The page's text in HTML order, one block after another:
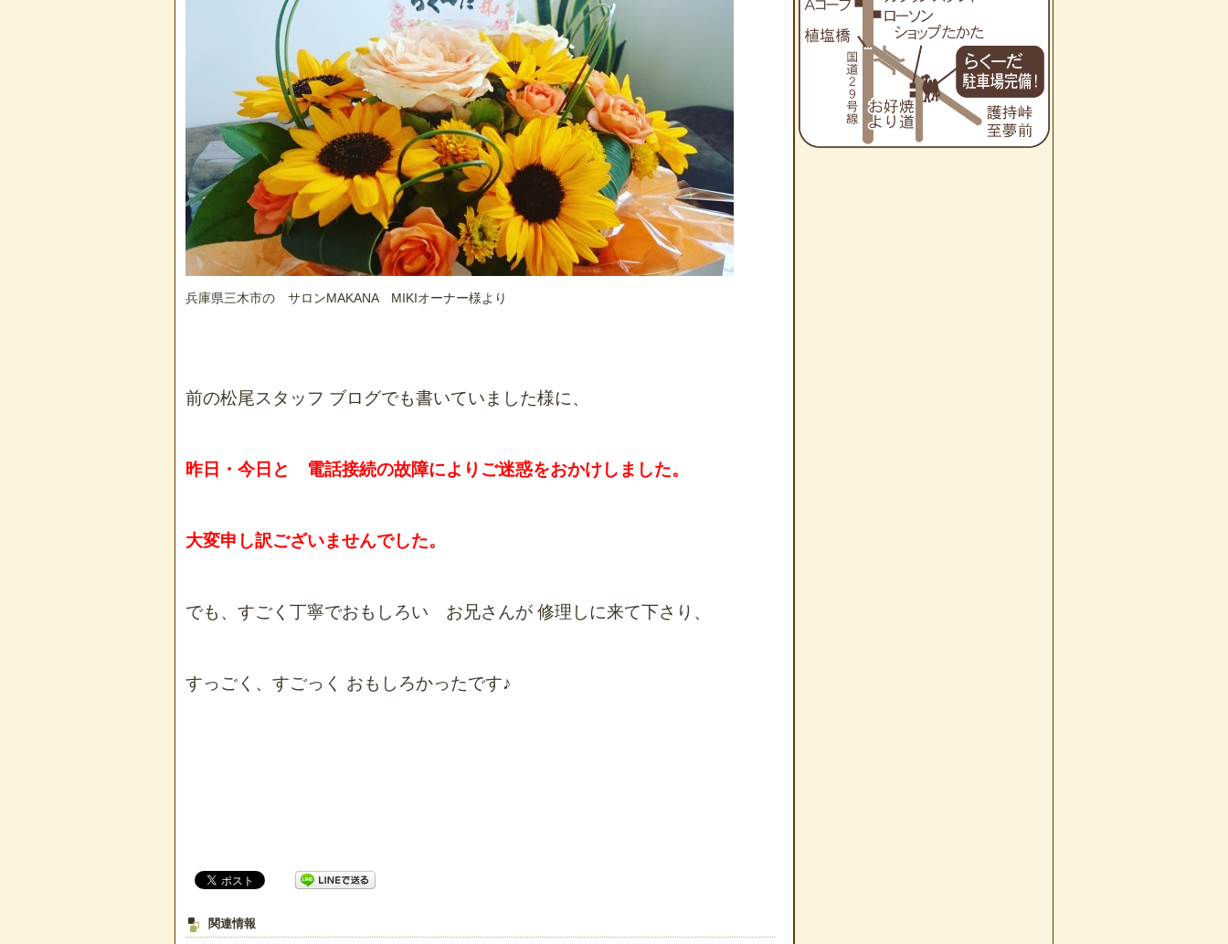
兵庫県三木市の サロンMAKANA MIKIオーナー様より
前の松尾スタッフ ブログでも書いていました様に、
昨日・今日と 電話接続の故障によりご迷惑をおかけしました。
大変申し訳ございませんでした。
でも、すごく丁寧でおもしろい お兄さんが 修理しに来て下さり、
すっごく、すごっく おもしろかったです♪
関連情報